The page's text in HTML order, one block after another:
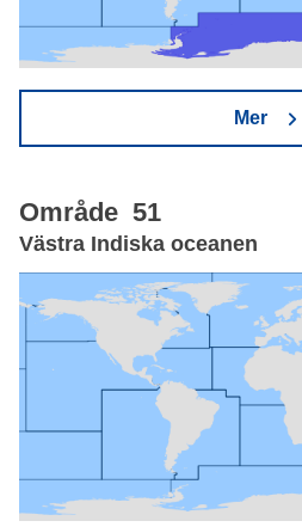
Mer
Område 51
Västra Indiska oceanen